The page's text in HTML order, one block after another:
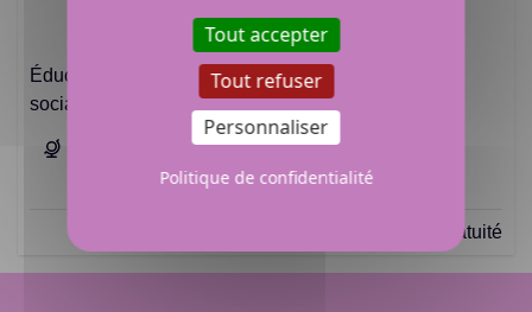
Éducation politique | Pour comprendre les enjeux
sociaux à travers l'histoire politique
Exercices en ligne
Contient une gratuité
Tout accepter
Tout refuser
Personnaliser
Politique de confidentialité